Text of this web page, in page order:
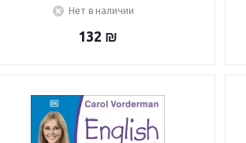
Нет в наличии
132 ₪